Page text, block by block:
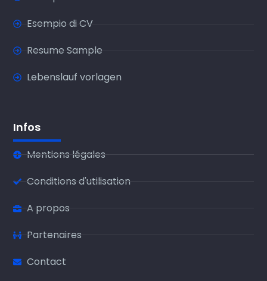
Esempio di CV
Resume Sample
Lebenslauf vorlagen
Infos
Mentions légales
Conditions d'utilisation
A propos
Partenaires
Contact